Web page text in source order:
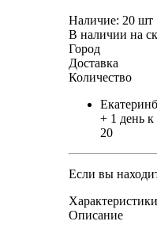
Наличие: 20 шт
В наличии на
Город
Доставка
Количество
+ 1 день к
20
Если вы
Характеристики
Описание